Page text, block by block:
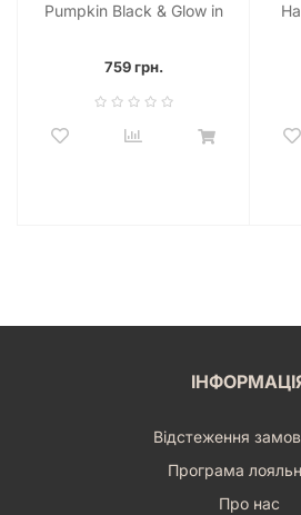
Pumpkin Black & Glow in
759 грн.
Відстеження
Програма
Про нас